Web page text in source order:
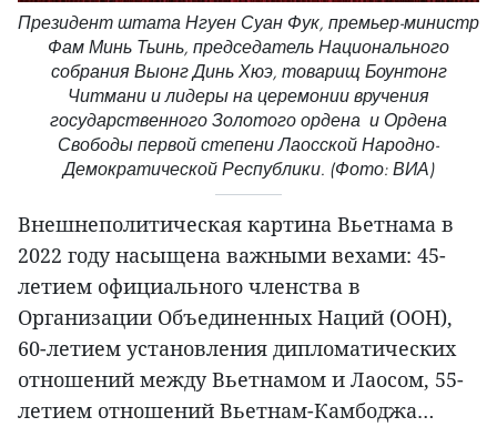
Президент штата Нгуен Суан Фук, премьер-министр
Фам Минь Тьинь, председатель Национального
собрания Выонг Динь Хюэ, товарищ Боунтонг
Читмани и лидеры на церемонии вручения
государственного Золотого ордена и Ордена
Свободы первой степени Лаосской Народно-
Демократической Республики. (Фото: ВИА)
Внешнеполитическая картина Вьетнама в
2022 году насыщена важными вехами: 45-
летием официального членства в
Организации Объединенных Наций (ООН),
60-летием установления дипломатических
отношений между Вьетнамом и Лаосом, 55-
летием отношений Вьетнам-Камбоджа…